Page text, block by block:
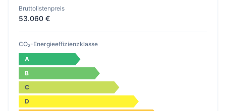
Bruttolistenpreis
53.060 €
CO₂-Energieeffizienzklasse
A
B
C
D